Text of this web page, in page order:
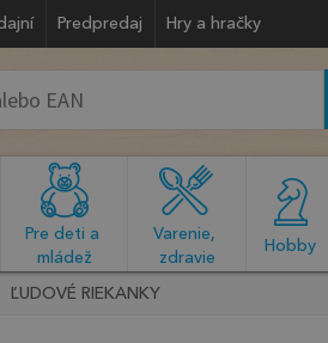
Predpredaj Hry a hračky
Pre deti a
mládež
Varenie,
zdravie
Hobby
ĽUDOVÉ RIEKANKY